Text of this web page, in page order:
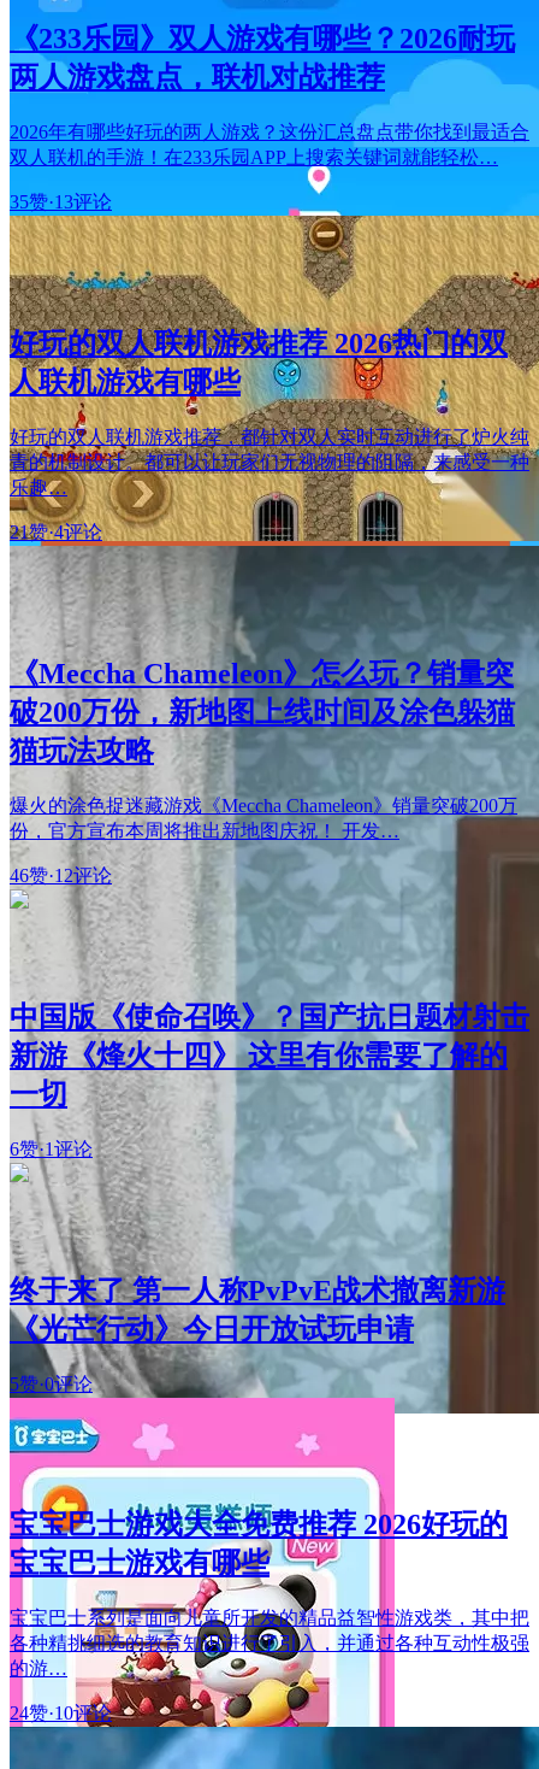
《233乐园》双人游戏有哪些？2026耐玩
两人游戏盘点，联机对战推荐
2026年有哪些好玩的两人游戏？这份汇总盘点带你找到最适合
双人联机的手游！在233乐园APP上搜索关键词就能轻松…
35赞·13评论
好玩的双人联机游戏推荐 2026热门的双
人联机游戏有哪些
好玩的双人联机游戏推荐，都针对双人实时互动进行了炉火纯
青的机制设计。都可以让玩家们无视物理的阻隔，来感受一种
乐趣…
21赞·4评论
《Meccha Chameleon》怎么玩？销量突
破200万份，新地图上线时间及涂色躲猫
猫玩法攻略
爆火的涂色捉迷藏游戏《Meccha Chameleon》销量突破200万
份，官方宣布本周将推出新地图庆祝！ 开发…
46赞·12评论
中国版《使命召唤》？国产抗日题材射击
新游《烽火十四》 这里有你需要了解的
一切
6赞·1评论
终于来了 第一人称PvPvE战术撤离新游
《光芒行动》今日开放试玩申请
5赞·0评论
宝宝巴士游戏大全免费推荐 2026好玩的
宝宝巴士游戏有哪些
宝宝巴士系列是面向儿童所开发的精品益智性游戏类，其中把
各种精挑细选的教育知识进行了引入，并通过各种互动性极强
的游…
24赞·10评论